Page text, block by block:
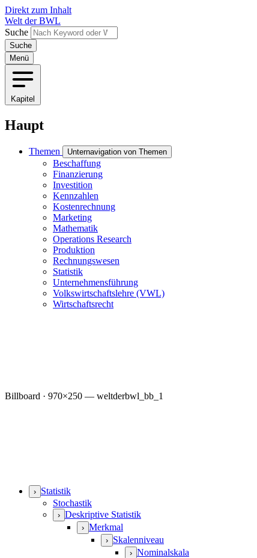
Direkt zum Inhalt
Welt der BWL
Suche
Menü
Kapitel
Haupt
Themen Unternavigation von Themen
Beschaffung
Finanzierung
Investition
Kennzahlen
Kostenrechnung
Marketing
Mathematik
Operations Research
Produktion
Rechnungswesen
Statistik
Unternehmensführung
Volkswirtschaftslehre (VWL)
Wirtschaftsrecht
Billboard · 970×250 — weltderbwl_bb_1
› Statistik
Stochastik
› Deskriptive Statistik
› Merkmal
› Skalenniveau
› Nominalskala